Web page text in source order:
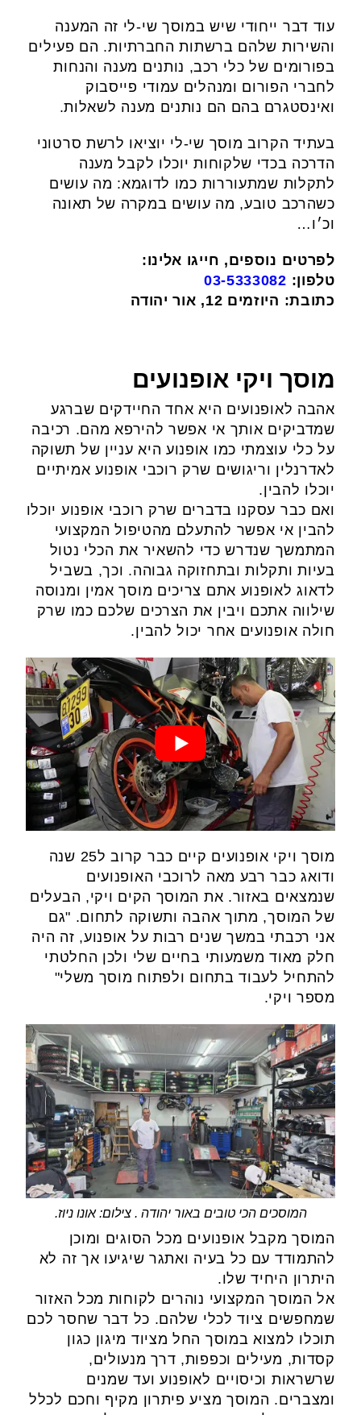
עוד דבר ייחודי שיש במוסך שי-לי זה המענה
והשירות שלהם ברשתות החברתיות. הם פעילים
בפורומים של כלי רכב, נותנים מענה והנחות
לחברי הפורום ומנהלים עמודי פייסבוק
ואינסטגרם בהם הם נותנים מענה לשאלות.
בעתיד הקרוב מוסך שי-לי יוציאו לרשת סרטוני
הדרכה בכדי שלקוחות יוכלו לקבל מענה
לתקלות שמתעוררות כמו לדוגמא: מה עושים
כשהרכב טובע, מה עושים במקרה של תאונה
וכ׳ו…
לפרטים נוספים, חייגו אלינו:
טלפון: 03-5333082
כתובת: היוזמים 12, אור יהודה
מוסך ויקי אופנועים
אהבה לאופנועים היא אחד החיידקים שברגע
שמדביקים אותך אי אפשר להירפא מהם. רכיבה
על כלי עוצמתי כמו אופנוע היא עניין של תשוקה
לאדרנלין וריגושים שרק רוכבי אופנוע אמיתיים
יוכלו להבין.
ואם כבר עסקנו בדברים שרק רוכבי אופנוע יוכלו
להבין אי אפשר להתעלם מהטיפול המקצועי
המתמשך שנדרש כדי להשאיר את הכלי נטול
בעיות ותקלות ובתחזוקה גבוהה. וכך, בשביל
לדאוג לאופנוע אתם צריכים מוסך אמין ומנוסה
שילווה אתכם ויבין את הצרכים שלכם כמו שרק
חולה אופנועים אחר יכול להבין.
מוסך ויקי אופנועים קיים כבר קרוב ל25 שנה
ודואג כבר רבע מאה לרוכבי האופנועים
שנמצאים באזור. את המוסך הקים ויקי, הבעלים
של המוסך, מתוך אהבה ותשוקה לתחום. "גם
אני רכבתי במשך שנים רבות על אופנוע, זה היה
חלק מאוד משמעותי בחיים שלי ולכן החלטתי
להתחיל לעבוד בתחום ולפתוח מוסך משלי"
מספר ויקי.
המוסכים הכי טובים באור יהודה . צילום: אונו ניוז.
המוסך מקבל אופנועים מכל הסוגים ומוכן
להתמודד עם כל בעיה ואתגר שיגיעו אך זה לא
היתרון היחיד שלו.
אל המוסך המקצועי נוהרים לקוחות מכל האזור
שמחפשים ציוד לכלי שלהם. כל דבר שחסר לכם
תוכלו למצוא במוסך החל מציוד מיגון כגון
קסדות, מעילים וכפפות, דרך מנעולים,
שרשראות וכיסויים לאופנוע ועד שמנים
ומצברים. המוסך מציע פיתרון מקיף וחכם לכלל